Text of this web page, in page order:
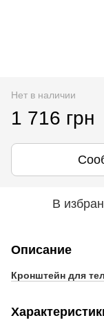
Нет в наличии
1 716 грн
В
Описание
Кронштейн для